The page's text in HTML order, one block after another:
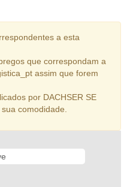
a esta
que correspondam a
assim que forem
por DACHSER SE
comodidade.